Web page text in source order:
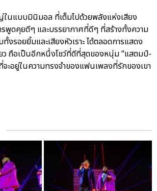
นแบบมินิมอล ที่เต็มไปด้วยพลังแห่งเสียง
พูดคุยดีๆ และบรรยากาศที่ดีๆ ที่สร้างทั้งความ
งรอยยิ้มและเสียงหัวเราะ ได้ตลอดการแสดง
ยว ถือเป็นอีกหนึ่งโชว์ที่ดีที่สุดของหนุ่ม “แสตมป์-
จะอยู่ในความทรงจำของแฟนเพลงที่รักของเขา